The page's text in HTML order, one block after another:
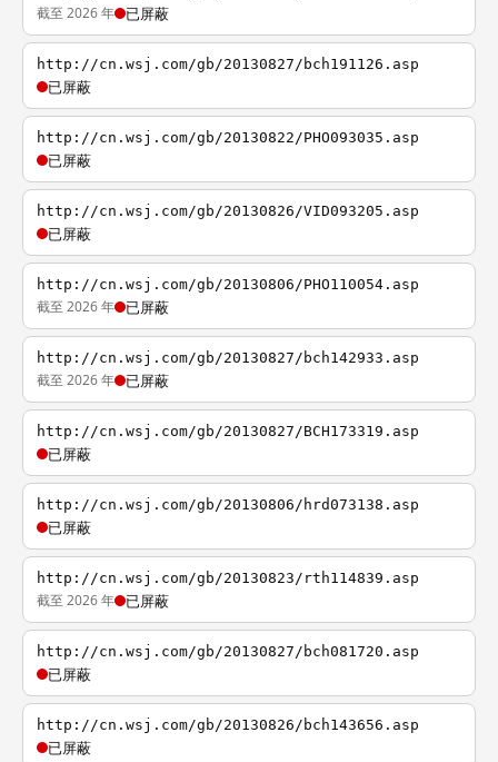
截至 2026 年 已屏蔽
http://cn.wsj.com/gb/20130827/bch191126.asp
已屏蔽
http://cn.wsj.com/gb/20130822/PHO093035.asp
已屏蔽
http://cn.wsj.com/gb/20130826/VID093205.asp
已屏蔽
http://cn.wsj.com/gb/20130806/PHO110054.asp
截至 2026 年 已屏蔽
http://cn.wsj.com/gb/20130827/bch142933.asp
截至 2026 年 已屏蔽
http://cn.wsj.com/gb/20130827/BCH173319.asp
已屏蔽
http://cn.wsj.com/gb/20130806/hrd073138.asp
已屏蔽
http://cn.wsj.com/gb/20130823/rth114839.asp
截至 2026 年 已屏蔽
http://cn.wsj.com/gb/20130827/bch081720.asp
已屏蔽
http://cn.wsj.com/gb/20130826/bch143656.asp
已屏蔽